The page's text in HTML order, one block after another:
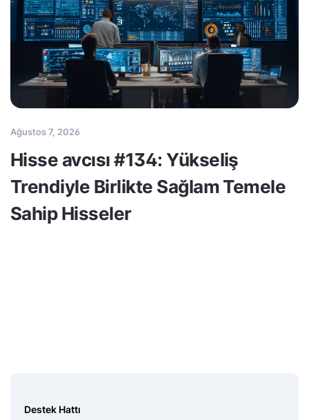
Ağustos 7, 2026
Hisse avcısı #134: Yükseliş
Trendiyle Birlikte Sağlam Temele
Sahip Hisseler
Destek Hattı